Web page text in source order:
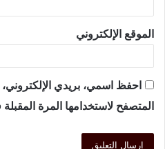
الموقع الإلكتروني
احفظ اسمي، بريدي الإلكتروني،
المتصفح لاستخدامها المرة